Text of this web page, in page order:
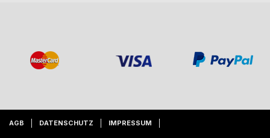
AGB DATENSCHUTZ IMPRESSUM